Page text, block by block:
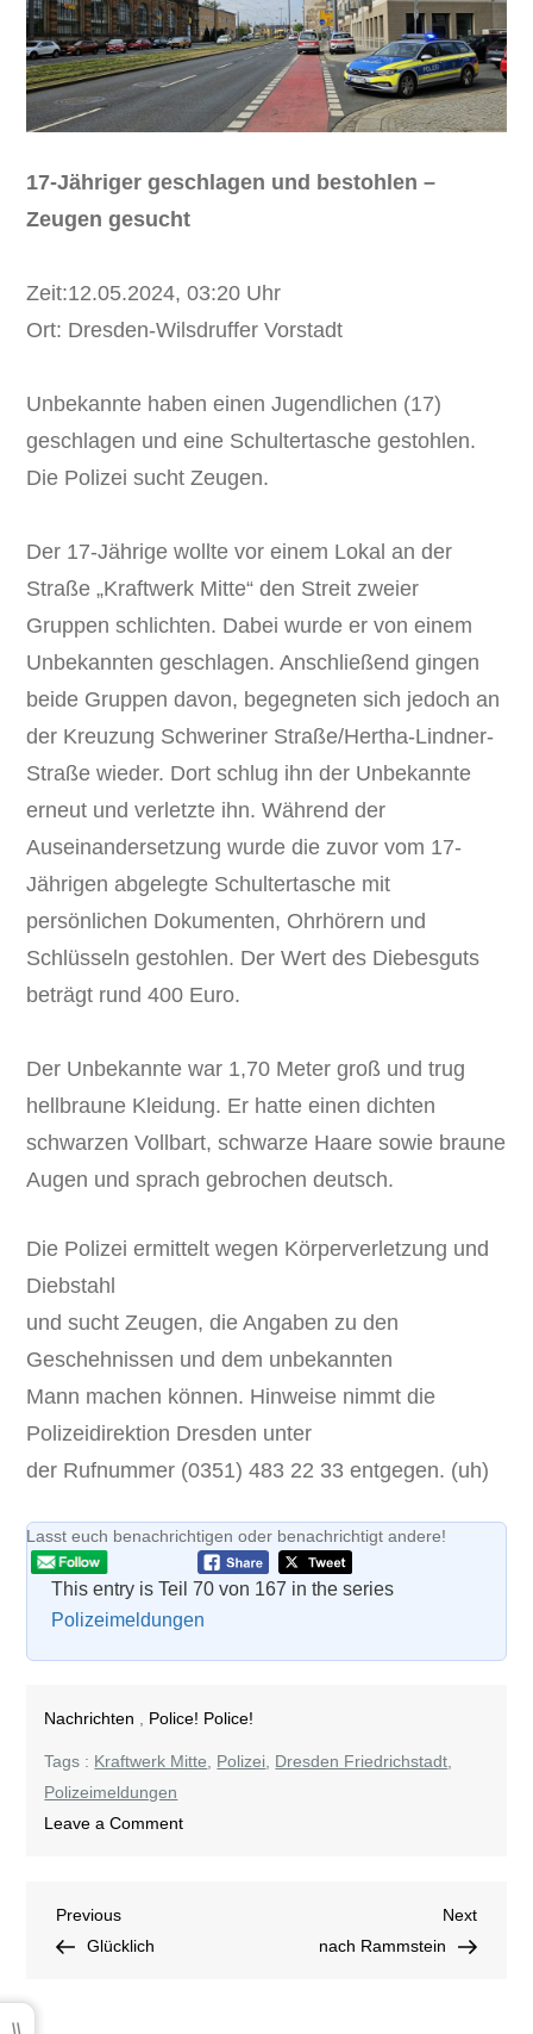
17-Jähriger geschlagen und bestohlen –
Zeugen gesucht
Zeit:12.05.2024, 03:20 Uhr
Ort: Dresden-Wilsdruffer Vorstadt
Unbekannte haben einen Jugendlichen (17)
geschlagen und eine Schultertasche gestohlen.
Die Polizei sucht Zeugen.
Der 17-Jährige wollte vor einem Lokal an der
Straße „Kraftwerk Mitte“ den Streit zweier
Gruppen schlichten. Dabei wurde er von einem
Unbekannten geschlagen. Anschließend gingen
beide Gruppen davon, begegneten sich jedoch an
der Kreuzung Schweriner Straße/Hertha-Lindner-
Straße wieder. Dort schlug ihn der Unbekannte
erneut und verletzte ihn. Während der
Auseinandersetzung wurde die zuvor vom 17-
Jährigen abgelegte Schultertasche mit
persönlichen Dokumenten, Ohrhörern und
Schlüsseln gestohlen. Der Wert des Diebesguts
beträgt rund 400 Euro.
Der Unbekannte war 1,70 Meter groß und trug
hellbraune Kleidung. Er hatte einen dichten
schwarzen Vollbart, schwarze Haare sowie braune
Augen und sprach gebrochen deutsch.
Die Polizei ermittelt wegen Körperverletzung und
Diebstahl
und sucht Zeugen, die Angaben zu den
Geschehnissen und dem unbekannten
Mann machen können. Hinweise nimmt die
Polizeidirektion Dresden unter
der Rufnummer (0351) 483 22 33 entgegen. (uh)
Lasst euch benachrichtigen oder benachrichtigt andere!
This entry is Teil 70 von 167 in the series
Polizeimeldungen
Nachrichten Police! Police!
Tags : Kraftwerk Mitte Polizei Dresden Friedrichstadt
Polizeimeldungen
Leave a Commenton
Beitragsnavigation
Previous
Post
Previous
Glücklich
Next
Post
Next
nach Rammstein